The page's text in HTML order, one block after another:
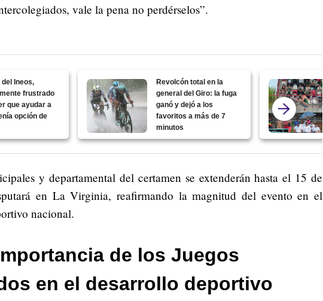
vale la pena no perdérselos”.
Ineos,
frustrado
que ayudar a
opción de
Revolcón total en la
general del Giro: la fuga
ganó y dejó a los
favoritos a más de 7
minutos
y departamental del certamen se extenderán hasta el 15 de
en La Virginia, reafirmando la magnitud del evento en el
nacional.
de los Juegos
en el desarrollo deportivo